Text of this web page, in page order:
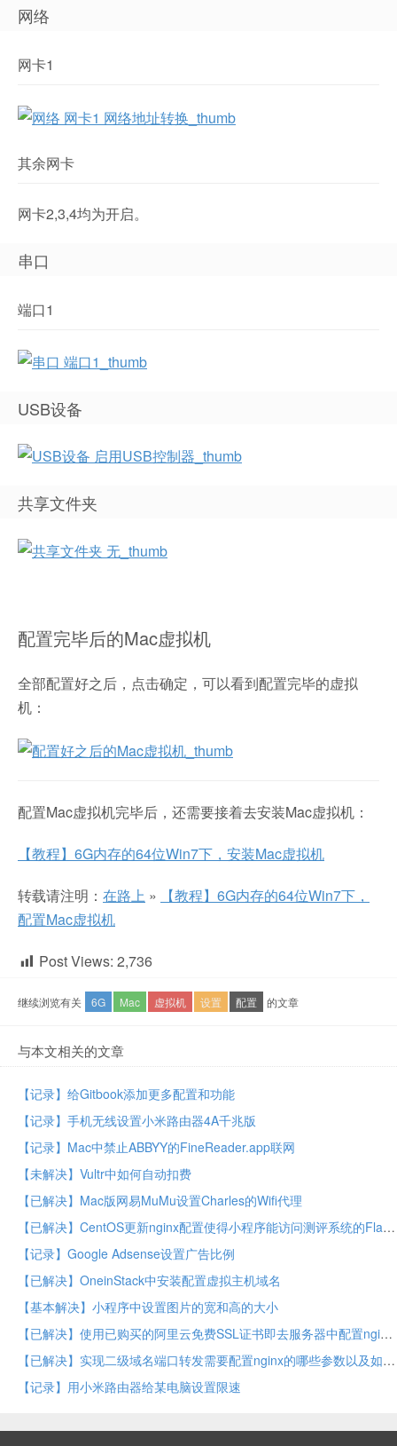
网络
网卡1
其余网卡
网卡2,3,4均为开启。
串口
端口1
USB设备
共享文件夹
配置完毕后的Mac虚拟机
全部配置好之后，点击确定，可以看到配置完毕的虚拟
机：
配置Mac虚拟机完毕后，还需要接着去安装Mac虚拟机：
【教程】6G内存的64位Win7下，安装Mac虚拟机
转载请注明： 在路上 »
【教程】6G内存的64位Win7下，
配置Mac虚拟机
Post Views: 2,736
继续浏览有关 6G Mac 虚拟机 设置 配置 的文章
与本文相关的文章
【记录】给Gitbook添加更多配置和功能
【记录】手机无线设置小米路由器4A千兆版
【记录】Mac中禁止ABBYY的FineReader.app联网
【未解决】Vultr中如何自动扣费
【已解决】Mac版网易MuMu设置Charles的Wifi代理
【已解决】CentOS更新nginx配置使得小程序能访问测评系统的Flask后台接口
【记录】Google Adsense设置广告比例
【已解决】OneinStack中安装配置虚拟主机域名
【基本解决】小程序中设置图片的宽和高的大小
【已解决】使用已购买的阿里云免费SSL证书即去服务器中配置nginx的https证书
【已解决】实现二级域名端口转发需要配置nginx的哪些参数以及如何配置
【记录】用小米路由器给某电脑设置限速